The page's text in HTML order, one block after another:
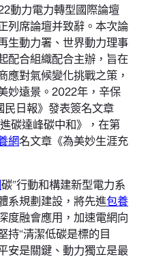
動力電力轉型國際論壇
列席論壇并致辭。本次論
生動力署、世界動力理事
配合組織配合主辦，旨在
應對氣候變化挑戰之策，
妙遠景。2022年，辛保
日報》發表簽名文章
碳達峰碳中和》，在第
網名文章《為美妙生涯充
碳”行動和構建新型電力系
系規劃建設，將先進包養
度融會應用，加速電網向
持“清潔低碳是標的目
安是關鍵、動力獨立是最